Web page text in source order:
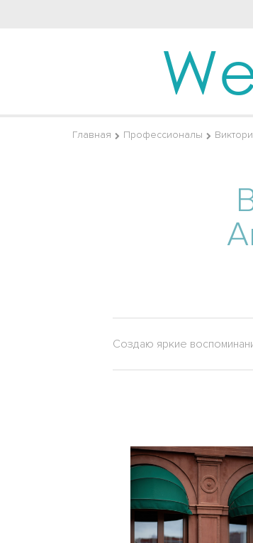
Главная Профессионалы
Создаю яркие